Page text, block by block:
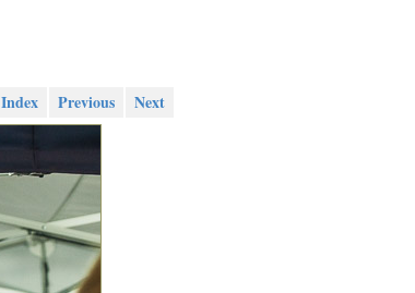
Index Previous Next